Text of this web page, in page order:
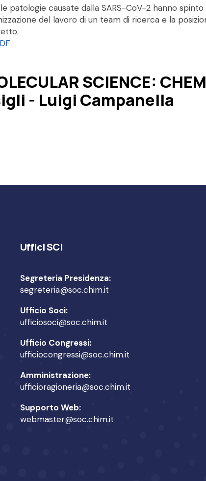
patologie causate dalla SARS-CoV-2 hanno
del lavoro di un team di ricerca e la
SCIENCE:
- Luigi Campanella
Uffici SCI
Segreteria Presidenza:
segreteria@soc.chim.it
Ufficio Soci:
ufficiosoci@soc.chim.it
Ufficio Congressi:
ufficiocongressi@soc.chim.it
Amministrazione:
ufficioragioneria@soc.chim.it
Supporto Web:
webmaster@soc.chim.it